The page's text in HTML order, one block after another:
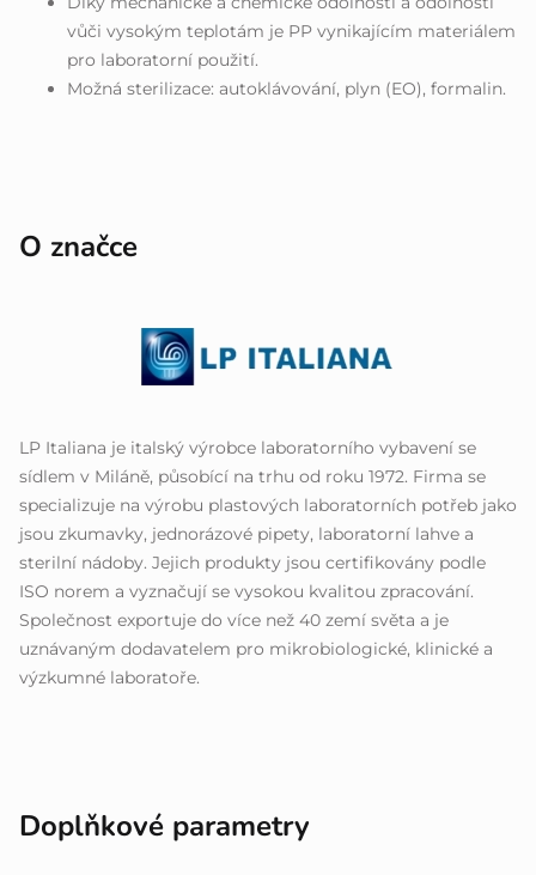
vůči vysokým teplotám je PP vynikajícím materiálem
pro laboratorní použití.
Možná sterilizace: autoklávování, plyn (EO), formalin.
O značce
LP Italiana je italský výrobce laboratorního vybavení se
sídlem v Miláně, působící na trhu od roku 1972. Firma se
specializuje na výrobu plastových laboratorních potřeb jako
jsou zkumavky, jednorázové pipety, laboratorní lahve a
sterilní nádoby. Jejich produkty jsou certifikovány podle
ISO norem a vyznačují se vysokou kvalitou zpracování.
Společnost exportuje do více než 40 zemí světa a je
uznávaným dodavatelem pro mikrobiologické, klinické a
výzkumné laboratoře.
Doplňkové parametry